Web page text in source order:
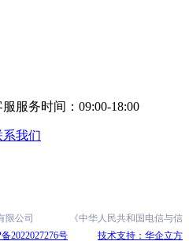
服服务时间：09:00-18:00
系我们
限公司
《中华人民共和国电信与信
2022027276号 技术支持：华企立方